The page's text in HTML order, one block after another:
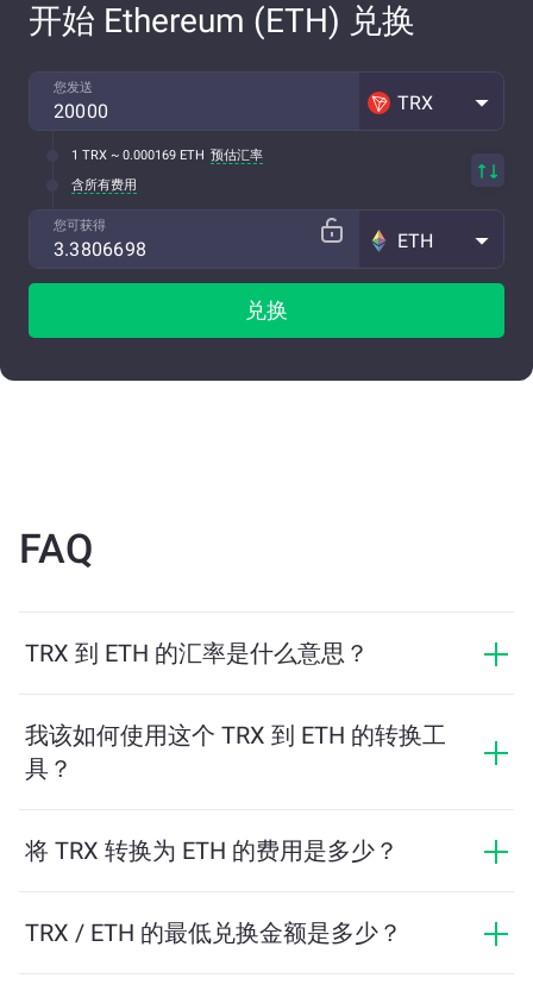
开始 Ethereum (ETH) 兑换
您发送
TRX
1 TRX ~ 0.000169 ETH 预估汇率
含所有费用
您可获得
ETH
兑换
FAQ
TRX 到 ETH 的汇率是什么意思？
场行情、供需关系和流动性等因素实时波动。
我该如何使用这个 TRX 到 ETH 的转换工
具？
可获得的 ETH 数量。然后按照提示步骤完成交易即可。
将 TRX 转换为 ETH 的费用是多少？
ChangeNOW 提供具有竞争力的费率，没有隐藏费用，
TRX / ETH 的最低兑换金额是多少？